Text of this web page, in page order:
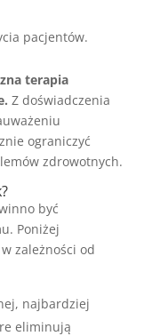
pacjentów.
terapia
Z doświadczenia
ograniczyć
zdrowotnych.
być
Poniżej
zależności od
najbardziej
eliminują